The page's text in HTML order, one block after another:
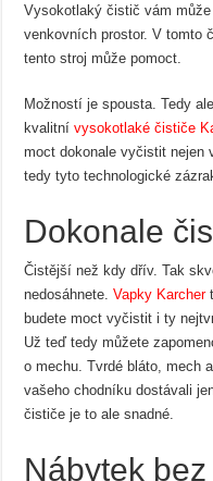
Vysokotlaký čistič vám
venkovních prostor. V tomto
tento stroj může pomoct.
Možností je spousta. Tedy
kvalitnívysokotlaké čističe
moct dokonale vyčistit nejen
tedy tyto technologické
Dokonale
Čistější než kdy dřív. Tak
nedosáhnete.Vapky Karcher
budete moct vyčistit i ty
Už teď tedy můžete
o mechu. Tvrdé bláto, mech
vašeho chodníku dostávali
čističe je to ale snadné.
Nábytek